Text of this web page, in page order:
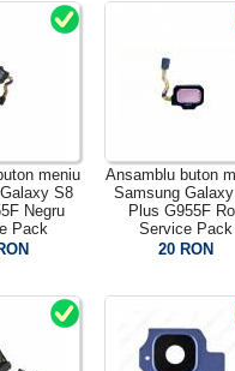
meniu
S8
Negru
Pack
Ansamblu buton
Samsung
Plus G955F
Service Pack
20 RON